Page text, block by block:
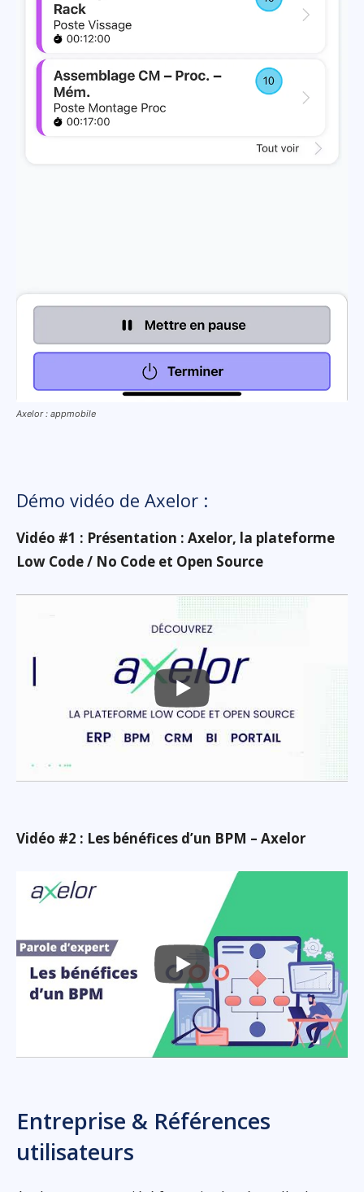
Axelor : appmobile
Démo vidéo de Axelor :
Vidéo #1 : Présentation : Axelor, la plateforme
Low Code / No Code et Open Source
Vidéo #2 : Les bénéfices d’un BPM – Axelor
Entreprise & Références
utilisateurs